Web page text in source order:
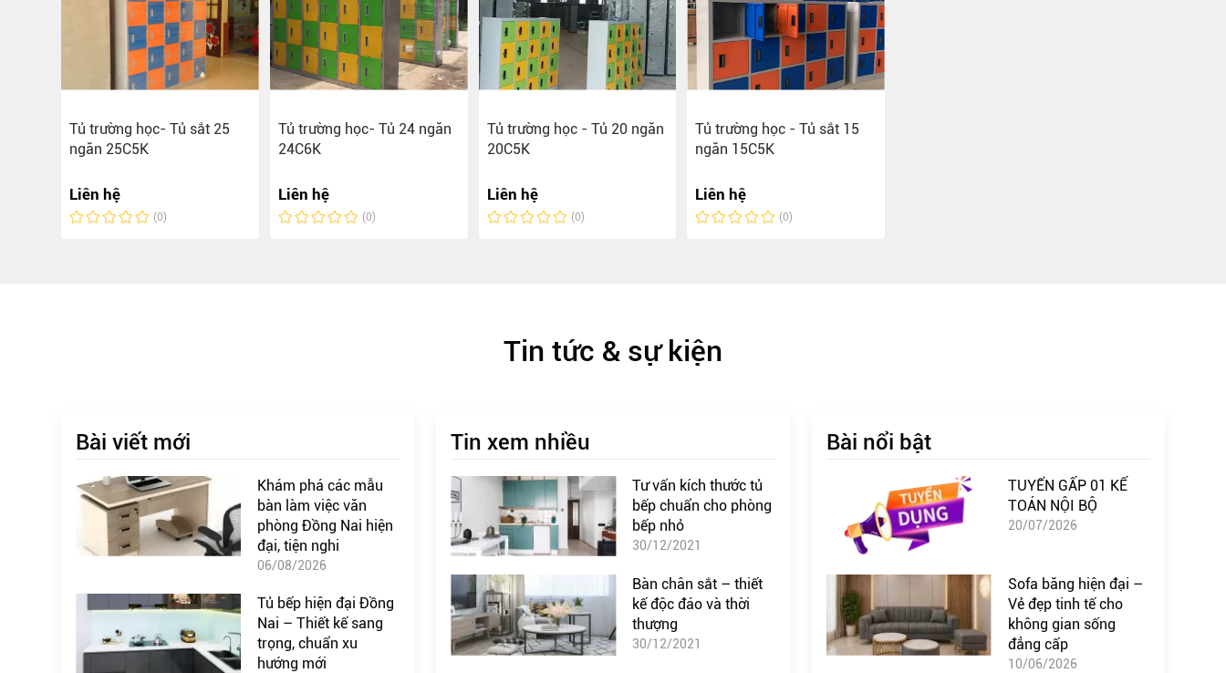
Tủ trường học- Tủ sắt 25
ngăn 25C5K
Liên hệ
(0)
Tủ trường học- Tủ 24 ngăn
24C6K
Liên hệ
(0)
Tủ trường học - Tủ 20 ngăn
20C5K
Liên hệ
(0)
Tủ trường học - Tủ sắt 15
ngăn 15C5K
Liên hệ
(0)
Tin tức & sự kiện
Bài viết mới
Khám phá các mẫu
bàn làm việc văn
phòng Đồng Nai hiện
đại, tiện nghi
06/08/2026
Tủ bếp hiện đại Đồng
Nai – Thiết kế sang
trọng, chuẩn xu
hướng mới
Tin xem nhiều
Tư vấn kích thước tủ
bếp chuẩn cho phòng
bếp nhỏ
30/12/2021
Bàn chân sắt – thiết
kế độc đáo và thời
thượng
30/12/2021
Bài nổi bật
TUYỂN GẤP 01 KẾ
TOÁN NỘI BỘ
20/07/2026
Sofa băng hiện đại –
Vẻ đẹp tinh tế cho
không gian sống
đẳng cấp
10/06/2026